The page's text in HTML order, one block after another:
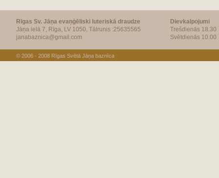
Rīgas Sv. Jāņa evaņģēliski luteriskā draudze
Jāņa ielā 7, Rīga, LV 1050, Tālrunis :25635565
janabaznica@gmail.com
Dievkalpojumi
Trešdienās 18.30
Svētdienās 10.00
© 2006 - 2008 Rīgas Svētā Jāņa baznīca